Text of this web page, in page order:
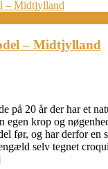
– Midtjylland
på 20 år der har et
egen krop og
før, og har derfor en
selv tegnet